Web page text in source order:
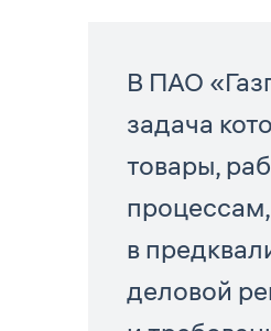
В ПАО
задача
товары,
в
деловой